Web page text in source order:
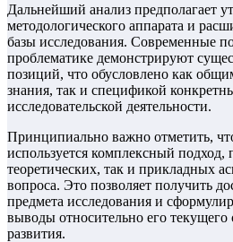
Дальнейший анализ предполагает
методологического аппарата и
базы исследования. Современные
проблематике демонстрируют
позиций, что обусловлено как
знания, так и спецификой
исследовательской деятельности.
Принципиально важно отметить,
используется комплексный
теоретических, так и прикладных
вопроса. Это позволяет получить
предмета исследования и
выводы относительно его текущего
развития.